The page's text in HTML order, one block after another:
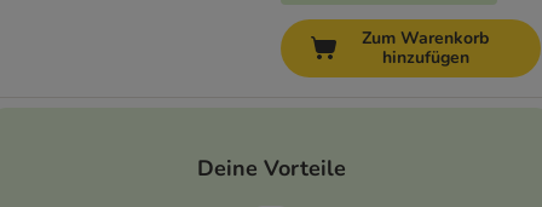
Zum Warenkorb
hinzufügen
Deine Vorteile